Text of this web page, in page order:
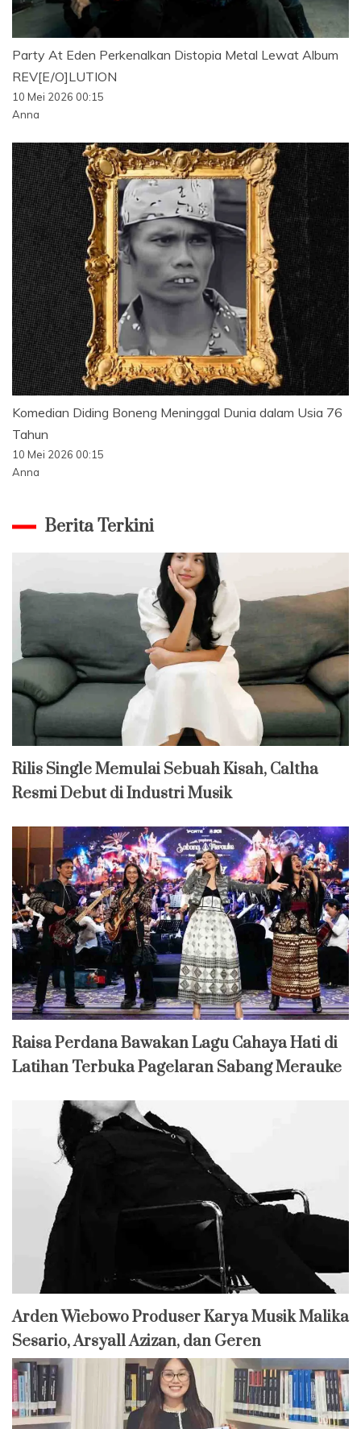
Party At Eden Perkenalkan Distopia Metal Lewat Album
REV[E/O]LUTION
10 Mei 2026 00:15
Anna
Komedian Diding Boneng Meninggal Dunia dalam Usia 76
Tahun
10 Mei 2026 00:15
Anna
Berita Terkini
Rilis Single Memulai Sebuah Kisah, Caltha
Resmi Debut di Industri Musik
Raisa Perdana Bawakan Lagu Cahaya Hati di
Latihan Terbuka Pagelaran Sabang Merauke
Arden Wiebowo Produser Karya Musik Malika
Sesario, Arsyall Azizan, dan Geren